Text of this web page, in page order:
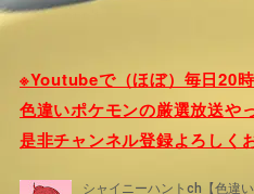
※Youtubeで（ほぼ）毎日20
色違いポケモンの厳選放送や
是非チャンネル登録よろしく